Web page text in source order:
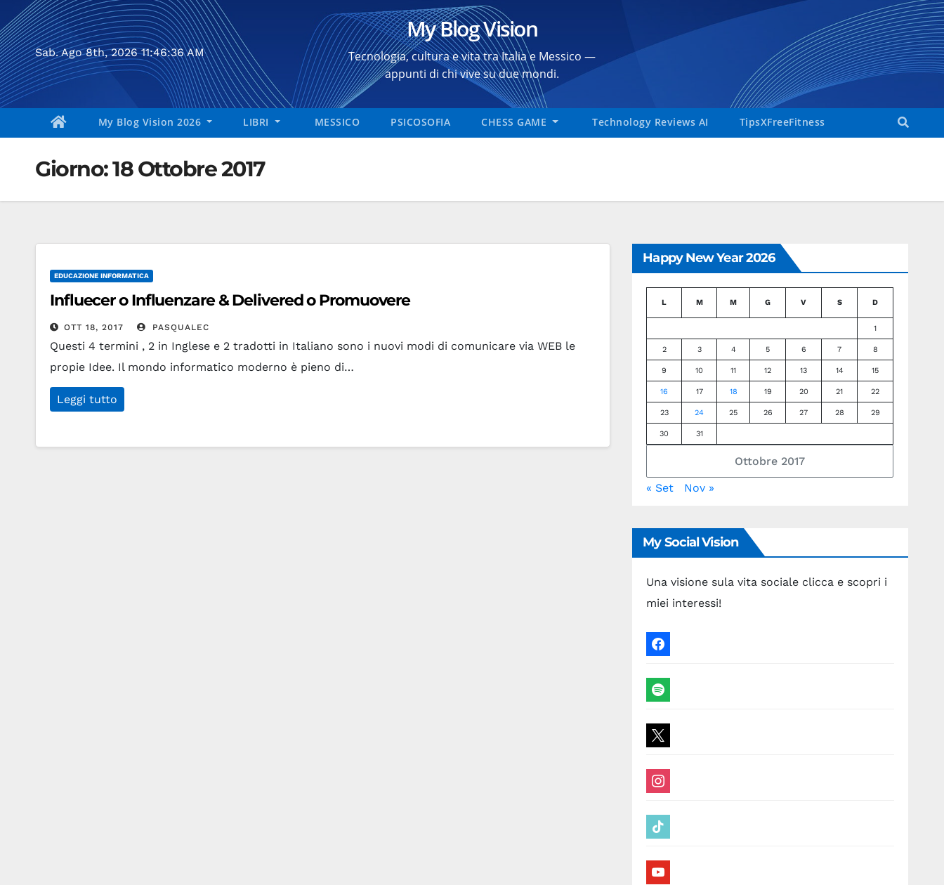
Salta
al
contenutoSab. Ago 8th, 202611:46:37 AM
My Blog Vision
Tecnologia, cultura e vita tra Italia e Messico —
appunti di chi vive su due mondi.
My Blog Vision 2026 LIBRI MESSICO PSICOSOFIA CHESS GAME Technology Reviews AI TipsXFreeFitness
Giorno:18 Ottobre 2017
EDUCAZIONE INFORMATICA
Influecer o Influenzare & Delivered o Promuovere
OTT 18, 2017 PASQUALEC
Questi 4 termini , 2 in Inglese e 2 tradotti in Italiano sono i nuovi modi di comunicare via WEB le
propie Idee. Il mondo informatico moderno è pieno di…
Leggi tutto
Happy New Year 2026
Ottobre 2017
L M M G V S D
1
2 3 4 5 6 7 8
9 10 11 12 13 14 15
16 17 18 19 20 21 22
23 24 25 26 27 28 29
30 31
« Set Nov »
My Social Vision
Una visione sula vita sociale clicca e scopri i
miei interessi!
facebook
spotify
x
instagram
tiktok
youtube